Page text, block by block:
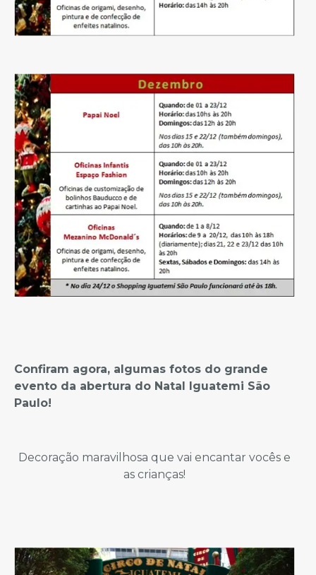
Confiram agora, algumas fotos do grande
evento da abertura do Natal Iguatemi São
Paulo!
Decoração maravilhosa que vai encantar vocês e
as crianças!